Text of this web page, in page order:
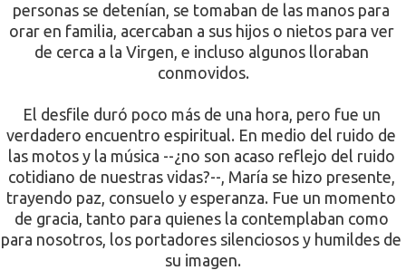
personas se detenían, se tomaban de las manos para
orar en familia, acercaban a sus hijos o nietos para ver
de cerca a la Virgen, e incluso algunos lloraban
conmovidos.
El desfile duró poco más de una hora, pero fue un
verdadero encuentro espiritual. En medio del ruido de
las motos y la música --¿no son acaso reflejo del ruido
cotidiano de nuestras vidas?--, María se hizo presente,
trayendo paz, consuelo y esperanza. Fue un momento
de gracia, tanto para quienes la contemplaban como
para nosotros, los portadores silenciosos y humildes de
su imagen.